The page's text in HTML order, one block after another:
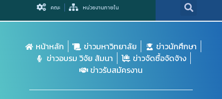
คณะ หน่วยงานภายใน
หน้าหลัก ข่าวมหาวิทยาลัย
ข่าวนักศึกษา
ข่าวอบรม วิจัย สัมนา
ข่าวจัดซื้อจัดจ้าง
ข่าวรับสมัครงาน